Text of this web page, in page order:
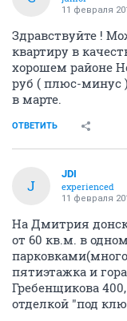
11 февраля
Здравствуйте !
квартиру в
хорошем районе
руб ( плюс-минус
в марте.
ОТВЕТИТЬ
J
JDI
experienced
11 февраля
На Дмитрия
от 60 кв.м. в
пятиэтажка и
Гребенщикова
отделкой "под